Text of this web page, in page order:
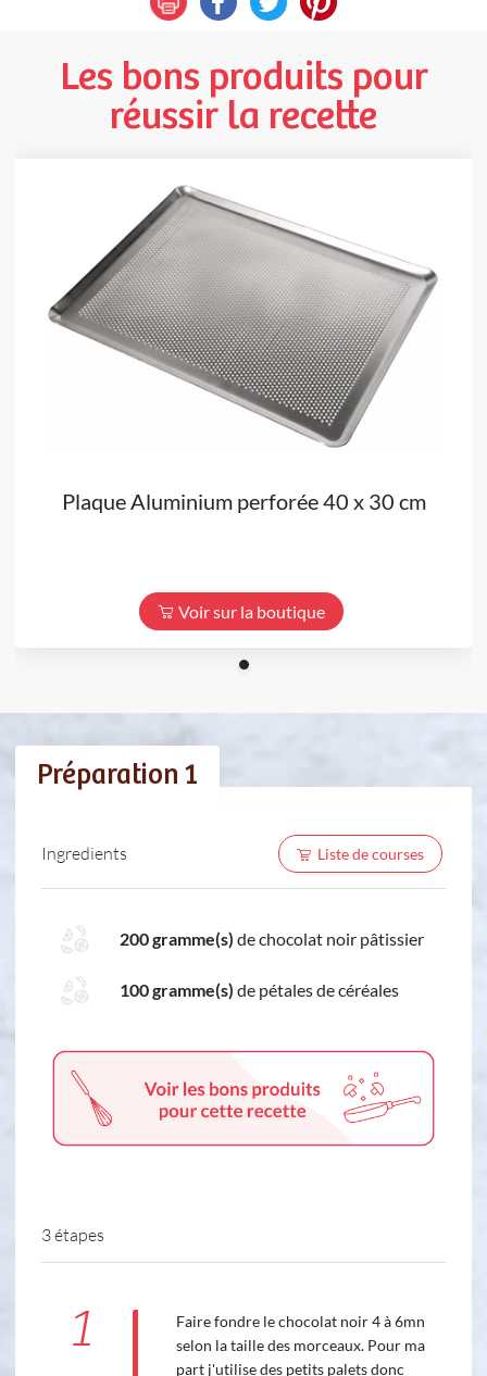
Les bons produits pour
réussir la recette
Plaque Aluminium perforée 40 x 30 cm
Voir sur la boutique
Préparation 1
Ingredients Liste de courses
200 gramme(s) de chocolat noir pâtissier
100 gramme(s) de pétales de céréales
3 étapes
1
Faire fondre le chocolat noir 4 à 6mn
selon la taille des morceaux. Pour ma
part j'utilise des petits palets donc